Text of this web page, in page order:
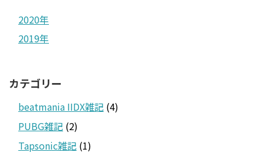
2020年
2019年
カテゴリー
beatmania IIDX雑記 (4)
PUBG雑記 (2)
Tapsonic雑記 (1)